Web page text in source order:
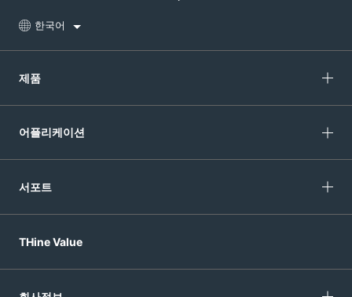
한국어
제품
어플리케이션
서포트
THine Value